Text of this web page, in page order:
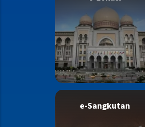
e-Sangkutan